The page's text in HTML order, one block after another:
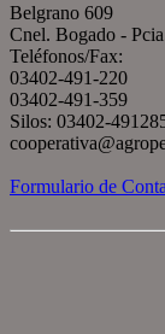
Belgrano 609
Cnel. Bogado -
Teléfonos/Fax:
03402-491-220
03402-491-359
Silos: 03402-
Formulario de